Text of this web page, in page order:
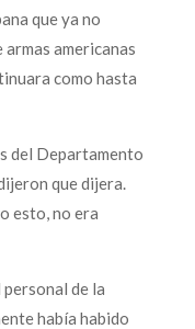
que ya no
americanas
como hasta
del Departamento
que dijera.
esto, no era
personal de la
había habido